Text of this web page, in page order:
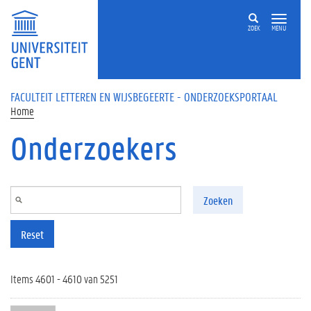
Overslaan en naar de inhoud gaan
ZOEK MENU
FACULTEIT LETTEREN EN WIJSBEGEERTE - ONDERZOEKSPORTAAL
Home
Onderzoekers
Zoeken
Reset
Items 4601 - 4610 van 5251